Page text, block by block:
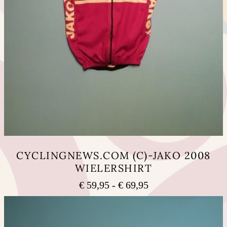
CYCLINGNEWS.COM (C)-JAKO 2008
WIELERSHIRT
€59,95 - €69,95Prijsklasse:
€ 59,95